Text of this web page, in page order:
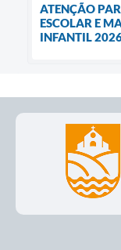
ATENÇÃO
ESCOLAR E
INFANTIL